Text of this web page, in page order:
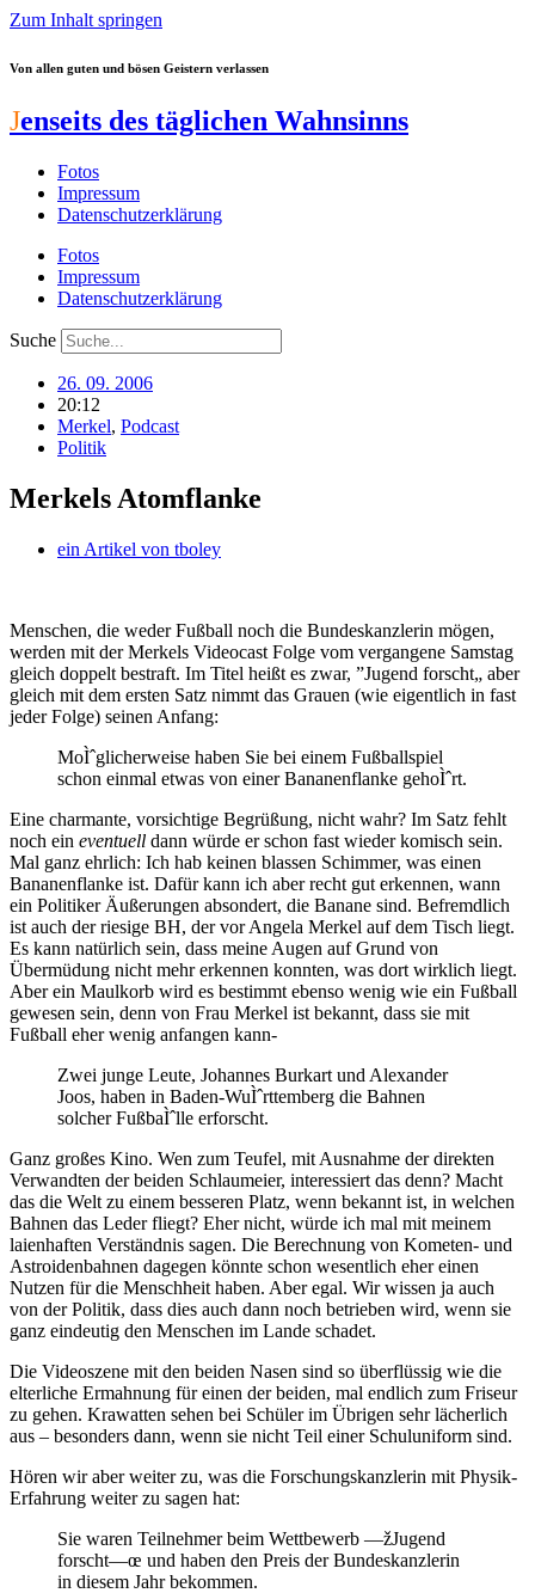
Zum Inhalt springen
Von allen guten und bösen Geistern verlassen
Jenseits des täglichen Wahnsinns
Fotos
Impressum
Datenschutzerklärung
Fotos
Impressum
Datenschutzerklärung
Suche
26. 09. 2006
20:12
Merkel, Podcast
Politik
Merkels Atomflanke
ein Artikel von tboley
Menschen, die weder Fußball noch die Bundeskanzlerin mögen,
werden mit der Merkels Videocast Folge vom vergangene Samstag
gleich doppelt bestraft. Im Titel heißt es zwar, ”Jugend forscht„ aber
gleich mit dem ersten Satz nimmt das Grauen (wie eigentlich in fast
jeder Folge) seinen Anfang:
MoÌˆglicherweise haben Sie bei einem Fußballspiel
schon einmal etwas von einer Bananenflanke gehoÌˆrt.
Eine charmante, vorsichtige Begrüßung, nicht wahr? Im Satz fehlt
noch ein eventuell dann würde er schon fast wieder komisch sein.
Mal ganz ehrlich: Ich hab keinen blassen Schimmer, was einen
Bananenflanke ist. Dafür kann ich aber recht gut erkennen, wann
ein Politiker Äußerungen absondert, die Banane sind. Befremdlich
ist auch der riesige BH, der vor Angela Merkel auf dem Tisch liegt.
Es kann natürlich sein, dass meine Augen auf Grund von
Übermüdung nicht mehr erkennen konnten, was dort wirklich liegt.
Aber ein Maulkorb wird es bestimmt ebenso wenig wie ein Fußball
gewesen sein, denn von Frau Merkel ist bekannt, dass sie mit
Fußball eher wenig anfangen kann-
Zwei junge Leute, Johannes Burkart und Alexander
Joos, haben in Baden-WuÌˆrttemberg die Bahnen
solcher FußbaÌˆlle erforscht.
Ganz großes Kino. Wen zum Teufel, mit Ausnahme der direkten
Verwandten der beiden Schlaumeier, interessiert das denn? Macht
das die Welt zu einem besseren Platz, wenn bekannt ist, in welchen
Bahnen das Leder fliegt? Eher nicht, würde ich mal mit meinem
laienhaften Verständnis sagen. Die Berechnung von Kometen- und
Astroidenbahnen dagegen könnte schon wesentlich eher einen
Nutzen für die Menschheit haben. Aber egal. Wir wissen ja auch
von der Politik, dass dies auch dann noch betrieben wird, wenn sie
ganz eindeutig den Menschen im Lande schadet.
Die Videoszene mit den beiden Nasen sind so überflüssig wie die
elterliche Ermahnung für einen der beiden, mal endlich zum Friseur
zu gehen. Krawatten sehen bei Schüler im Übrigen sehr lächerlich
aus – besonders dann, wenn sie nicht Teil einer Schuluniform sind.
Hören wir aber weiter zu, was die Forschungskanzlerin mit Physik-
Erfahrung weiter zu sagen hat:
Sie waren Teilnehmer beim Wettbewerb —žJugend
forscht—œ und haben den Preis der Bundeskanzlerin
in diesem Jahr bekommen.